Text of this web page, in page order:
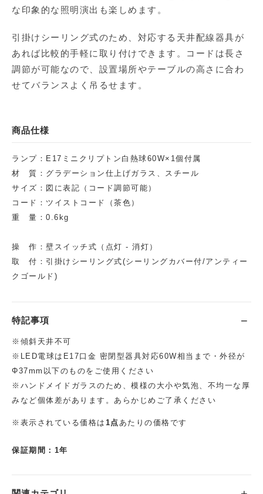
な印象的な照明演出も楽しめます。
引掛けシーリング式のため、対応する天井配線器具が
あれば比較的手軽に取り付けできます。コードは長さ
調節が可能なので、設置場所やテーブルの高さに合わ
せてバランスよく吊るせます。
商品仕様
ランプ：E17ミニクリプトン白熱球60W×1個付属
材 質：グラデーション仕上げガラス、スチール
サイズ：図に表記（コード調節可能）
コード：ツイストコード（茶色）
重 量：0.6kg
操 作：壁スイッチ式（点灯 - 消灯）
取 付：引掛けシーリング式(シーリングカバー付/アンティー
クゴールド)
特記事項
※傾斜天井不可
※LED電球はE17口金 密閉型器具対応60W相当まで・外径が
Φ37mm以下のものをご使用ください
※ハンドメイドガラスのため、模様の大小や気泡、不均一な厚
みなど個体差があります。あらかじめご了承ください
※表示されている価格は 1点あたりの価格です
保証期間：1年